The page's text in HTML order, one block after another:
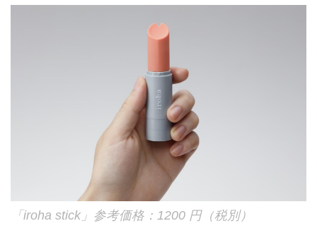
「iroha stick」参考価格：1200 円（税別）